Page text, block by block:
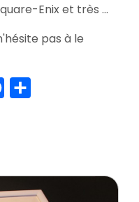
Enix et très …
pas à le
Facebook